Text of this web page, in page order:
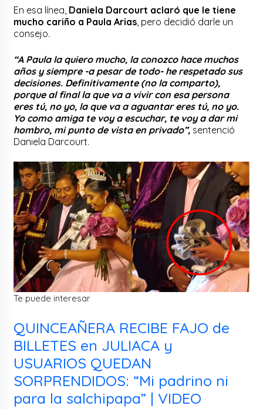
En esa línea, Daniela Darcourt aclaró que le tiene
mucho cariño a Paula Arias , pero decidió darle un
consejo.
“A Paula la quiero mucho, la conozco hace muchos
años y siempre -a pesar de todo- he respetado sus
decisiones. Definitivamente (no la comparto),
porque al final la que va a vivir con esa persona
eres tú, no yo, la que va a aguantar eres tú, no yo.
Yo como amiga te voy a escuchar, te voy a dar mi
hombro, mi punto de vista en privado”, sentenció
Daniela Darcourt.
Te puede interesar
QUINCEAÑERA RECIBE FAJO de
BILLETES en JULIACA y
USUARIOS QUEDAN
SORPRENDIDOS: “Mi padrino ni
para la salchipapa” | VIDEO